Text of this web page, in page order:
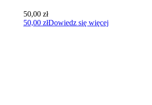
50,00 zł
50,00 złDowiedz się więcej